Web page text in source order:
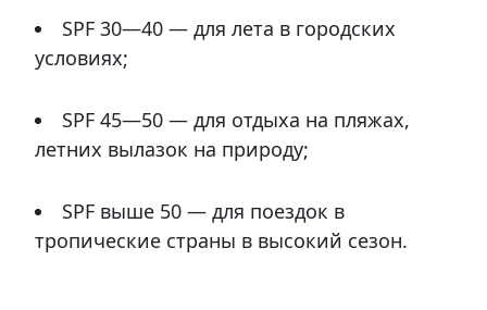
SPF 30—40 — для лета в городских
условиях;
SPF 45—50 — для отдыха на пляжах,
летних вылазок на природу;
SPF выше 50 — для поездок в
тропические страны в высокий сезон.